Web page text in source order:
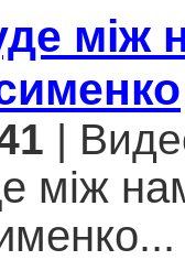
між
|
між